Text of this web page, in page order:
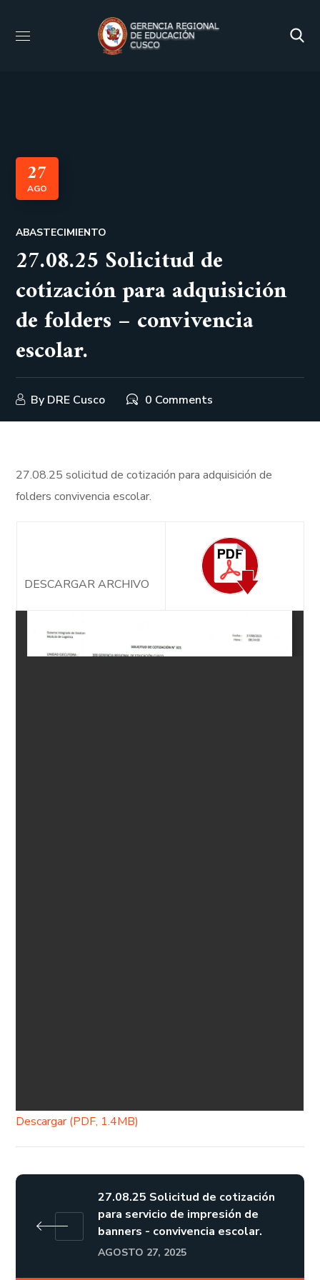
27
AGO
ABASTECIMIENTO
27.08.25 Solicitud de
cotización para adquisición
de folders – convivencia
escolar.
By DRE Cusco 0 Comments
27.08.25 solicitud de cotización para adquisición de
folders convivencia escolar.
DESCARGAR ARCHIVO
Descargar (PDF, 1.4MB)
27.08.25 Solicitud de cotización
para servicio de impresión de
banners - convivencia escolar.
AGOSTO 27, 2025